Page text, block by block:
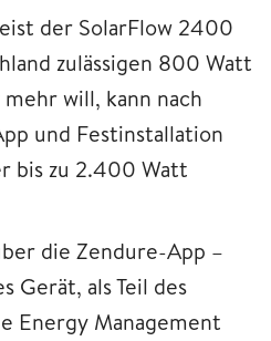
der SolarFlow 2400
zulässigen 800 Watt
will, kann nach
und Festinstallation
bis zu 2.400 Watt
die Zendure-App –
Gerät, als Teil des
Energy Management